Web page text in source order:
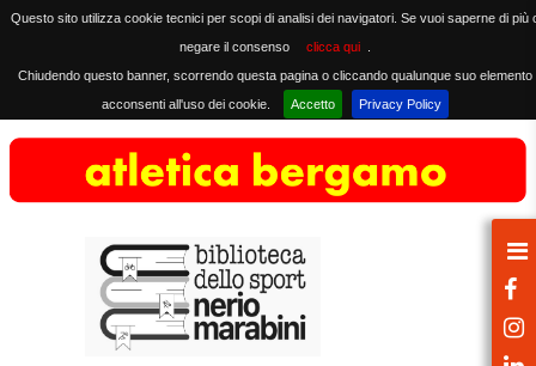
Questo sito utilizza cookie tecnici per scopi di analisi dei navigatori. Se vuoi saperne di più
negare il consenso
clicca qui
Chiudendo questo banner, scorrendo questa pagina o cliccando qualunque suo elemento
acconsenti all'uso dei cookie.
Accetto Privacy Policy